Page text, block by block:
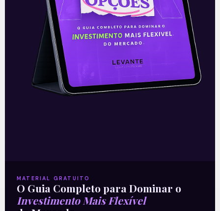
—
Leia também: Amazon Business
Acompanhe nossas Redes Sociais!
MATERIAL GRATUITO
O Guia Completo para Dominar o
Investimento Mais Flexível